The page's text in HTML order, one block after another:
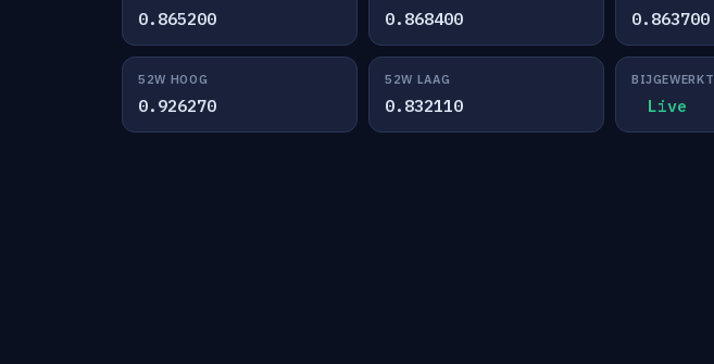
0.865200 0.868400 0.863700
52W HOOG
0.926270
52W LAAG
0.832110
BIJGEWERKT
Live